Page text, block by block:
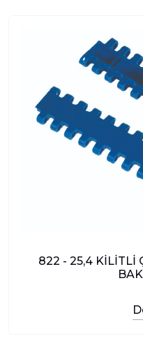
822 - 25,4 KİLİTLİ